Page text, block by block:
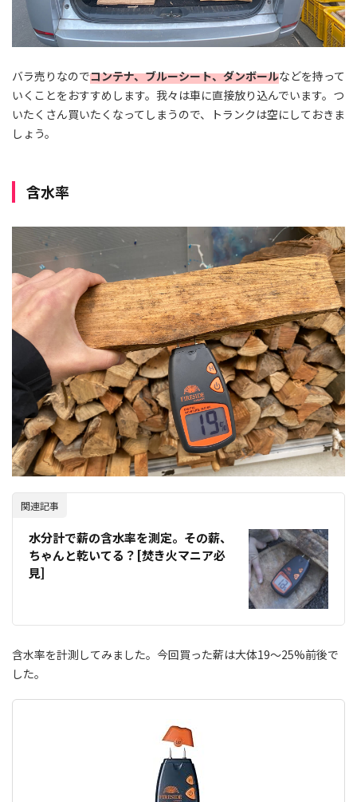
バラ売りなのでコンテナ、ブルーシート、ダンボールなどを持って
いくことをおすすめします。我々は車に直接放り込んでいます。つ
いたくさん買いたくなってしまうので、トランクは空にしておきま
しょう。
含水率
関連記事
水分計で薪の含水率を測定。その薪、
ちゃんと乾いてる？[焚き火マニア必
見]
含水率を計測してみました。今回買った薪は大体19～25%前後で
した。